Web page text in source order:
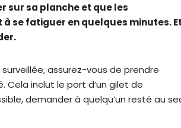
sur sa planche et que les
se fatiguer en quelques minutes.
assurez-vous de prendre
Cela inclut le port d’un gilet de
demander à quelqu’un resté au